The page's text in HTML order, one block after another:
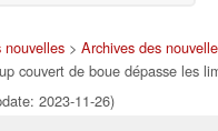
nouvelles > Archives des
couvert de boue dépasse les
2023-11-26)